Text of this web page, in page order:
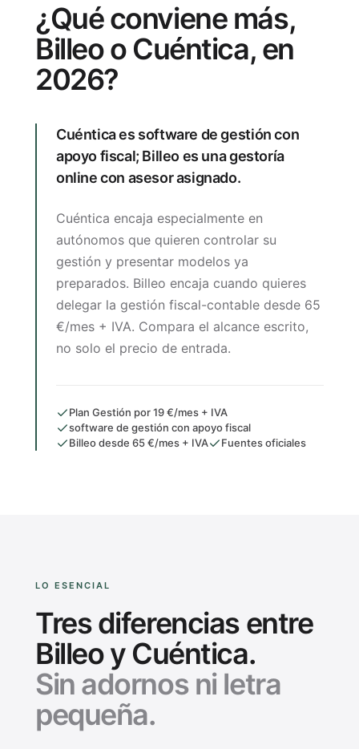
¿Qué conviene más,
Billeo o Cuéntica, en
2026?
Cuéntica es software de gestión con
apoyo fiscal; Billeo es una gestoría
online con asesor asignado.
Cuéntica encaja especialmente en
autónomos que quieren controlar su
gestión y presentar modelos ya
preparados. Billeo encaja cuando quieres
delegar la gestión fiscal-contable desde 65
€/mes + IVA. Compara el alcance escrito,
no solo el precio de entrada.
Plan Gestión por 19 €/mes + IVA
software de gestión con apoyo fiscal
Billeo desde 65 €/mes + IVA
Fuentes oficiales
LO ESENCIAL
Tres diferencias entre
Billeo y Cuéntica.
Sin adornos ni letra
pequeña.